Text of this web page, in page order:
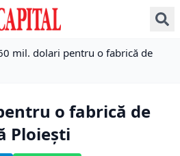
mil. dolari pentru o fabrică de
o fabrică de
Ploieşti